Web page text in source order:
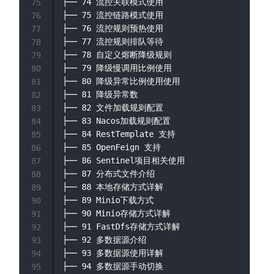
├── 74 流控关联模式使用
├── 75 流控链路模式使用
├── 76 流控规则预热使用
├── 77 流控规则排队等待
├── 78 自定义熔断降级规则
├── 79 降级慢调用比例使用
├── 80 降级异常比例使用使用
├── 81 降级异常数
├── 82 文件加载规则配置
├── 83 Nacos加载规则配置
├── 84 RestTemplate 支持
├── 85 OpenFeign 支持
├── 86 Sentinel项目相关使用
├── 87 分布式文件介绍
├── 88 本地存储方式详解
├── 89 Minio下载方式
├── 90 Minio存储方式详解
├── 91 FastDfs存储方式详解
├── 92 多数据源介绍
├── 93 多数据源使用详解
├── 94 多数据源手动切换
75
76
77
78
79
80
81
82
83
84
85
86
87
88
89
90
91
92
93
94
95